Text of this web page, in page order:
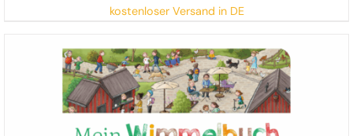
kostenloser Versand in DE